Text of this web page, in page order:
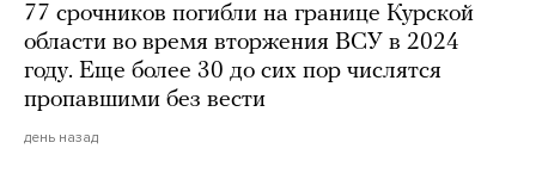
77 срочников погибли на границе Курской
области во время вторжения ВСУ в 2024
году. Еще более 30 до сих пор числятся
пропавшими без вести
день назад